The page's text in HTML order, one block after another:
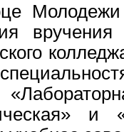
вручения